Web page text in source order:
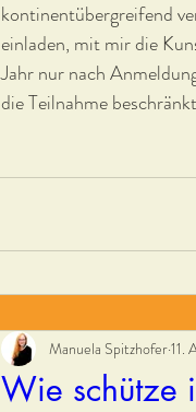
kontinentübergreifend
einladen, mit mir die
Jahr nur nach
die Teilnahme
Wie schütze
Manuela Spitzhofer11.